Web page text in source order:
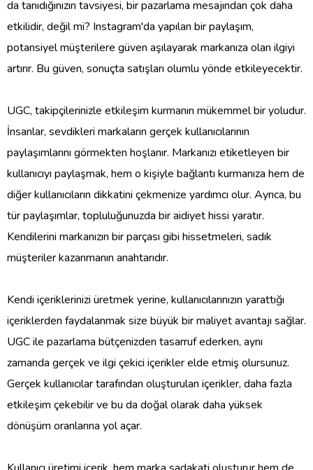
da tanıdığınızın tavsiyesi, bir pazarlama mesajından çok daha
etkilidir, değil mi? Instagram'da yapılan bir paylaşım,
potansiyel müşterilere güven aşılayarak markanıza olan ilgiyi
artırır. Bu güven, sonuçta satışları olumlu yönde etkileyecektir.
UGC, takipçilerinizle etkileşim kurmanın mükemmel bir yoludur.
İnsanlar, sevdikleri markaların gerçek kullanıcılarının
paylaşımlarını görmekten hoşlanır. Markanızı etiketleyen bir
kullanıcıyı paylaşmak, hem o kişiyle bağlantı kurmanıza hem de
diğer kullanıcıların dikkatini çekmenize yardımcı olur. Ayrıca, bu
tür paylaşımlar, topluluğunuzda bir aidiyet hissi yaratır.
Kendilerini markanızın bir parçası gibi hissetmeleri, sadık
müşteriler kazanmanın anahtarıdır.
Kendi içeriklerinizi üretmek yerine, kullanıcılarınızın yarattığı
içeriklerden faydalanmak size büyük bir maliyet avantajı sağlar.
UGC ile pazarlama bütçenizden tasarruf ederken, aynı
zamanda gerçek ve ilgi çekici içerikler elde etmiş olursunuz.
Gerçek kullanıcılar tarafından oluşturulan içerikler, daha fazla
etkileşim çekebilir ve bu da doğal olarak daha yüksek
dönüşüm oranlarına yol açar.